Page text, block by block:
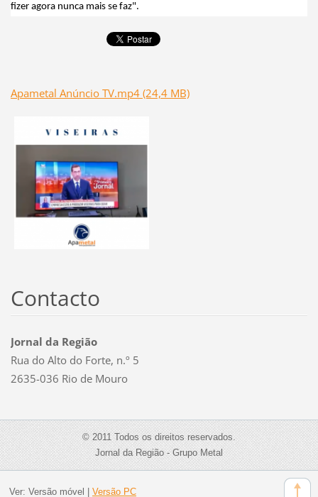
fizer agora nunca mais se faz".
Apametal Anúncio TV.mp4 (24,4 MB)
Contacto
Jornal da Região
Rua do Alto do Forte, n.º 5
2635-036 Rio de Mouro
© 2011 Todos os direitos reservados.
Jornal da Região - Grupo Metal
Ver: Versão móvel Versão PC